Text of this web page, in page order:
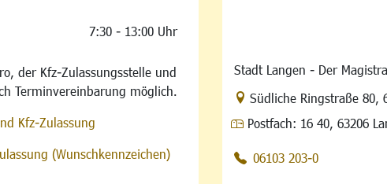
7:30 - 13:00 Uhr
der Kfz-Zulassungsstelle und
Terminvereinbarung möglich.
Kfz-Zulassung
(Wunschkennzeichen)
Stadt Langen - Der
Link zur Google-Maps
Südliche Ringstraße 80,
Postfach: 16 40, 63206
06103 203-0